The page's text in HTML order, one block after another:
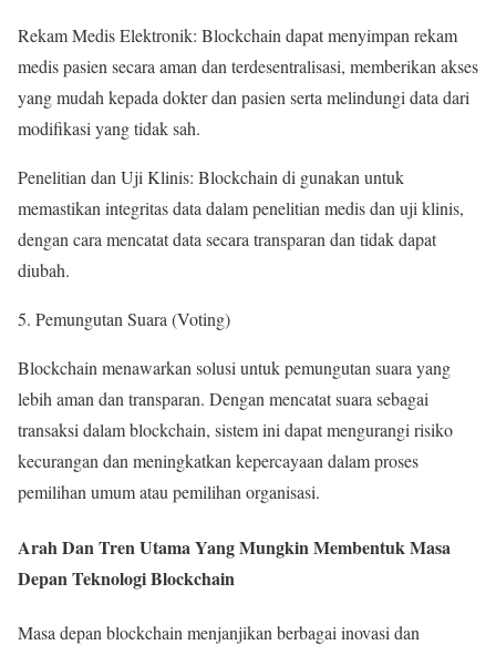
Rekam Medis Elektronik: Blockchain dapat menyimpan rekam
medis pasien secara aman dan terdesentralisasi, memberikan akses
yang mudah kepada dokter dan pasien serta melindungi data dari
modifikasi yang tidak sah.
Penelitian dan Uji Klinis: Blockchain di gunakan untuk
memastikan integritas data dalam penelitian medis dan uji klinis,
dengan cara mencatat data secara transparan dan tidak dapat
diubah.
5. Pemungutan Suara (Voting)
Blockchain menawarkan solusi untuk pemungutan suara yang
lebih aman dan transparan. Dengan mencatat suara sebagai
transaksi dalam blockchain, sistem ini dapat mengurangi risiko
kecurangan dan meningkatkan kepercayaan dalam proses
pemilihan umum atau pemilihan organisasi.
Arah Dan Tren Utama Yang Mungkin Membentuk Masa
Depan Teknologi Blockchain
Masa depan blockchain menjanjikan berbagai inovasi dan